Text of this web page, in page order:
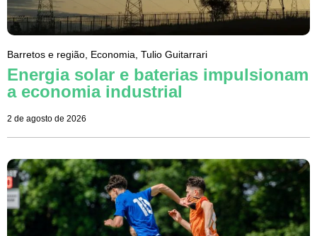
Barretos e região Economia Tulio Guitarrari
Energia solar e baterias impulsionam
a economia industrial
2 de agosto de 2026